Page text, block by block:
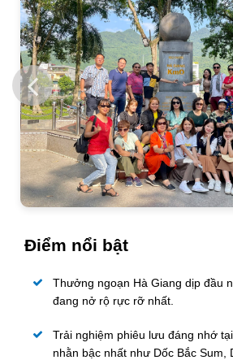
Điểm nổi bật
Thưởng ngoạn Hà Giang dịp đầu
đang nở rộ rực rỡ nhất.
Trải nghiệm phiêu lưu đáng nhớ
nhằn bậc nhất như Dốc Bắc Sum,